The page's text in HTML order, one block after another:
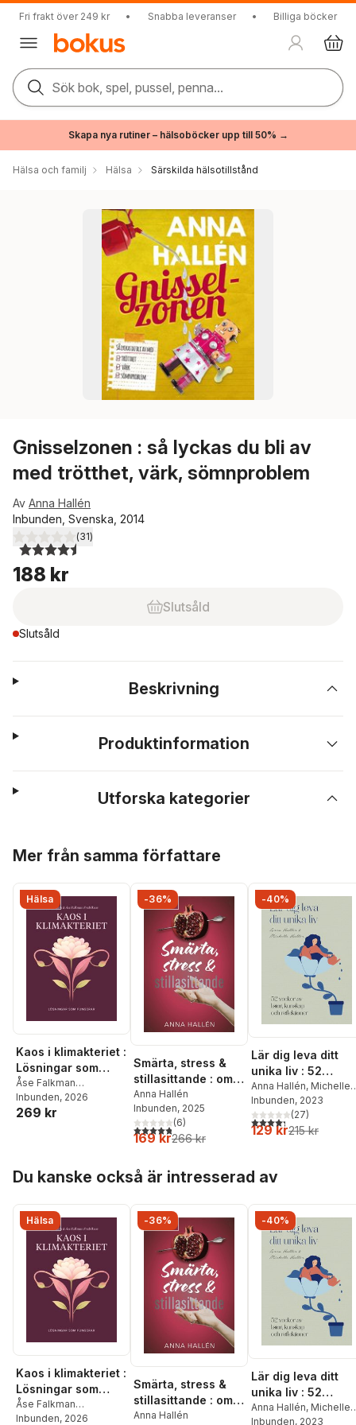
Fri frakt över 249 kr • Snabba leveranser • Billiga böcker
Sök bok, spel, pussel, penna...
Skapa nya rutiner – hälsoböcker upp till 50% →
Hälsa och familj Hälsa Särskilda hälsotillstånd
Gnisselzonen : så lyckas du bli av
med trötthet, värk, sömnproblem
Av Anna Hallén
Inbunden, Svenska, 2014
4,5utav 5 stjärnor. Totalt antal röster:
(31)
188 kr
Slutsåld
Slutsåld
Beskrivning
Produktinformation
Utforska kategorier
Mer från samma författare
Hälsa
Kaos i klimakteriet :
Lösningar som
fungerar
Åse Falkman
Fredrikson,Anna Hallén
Inbunden, 2026
269 kr
-36%
Smärta, stress &
stillasittande : om
inflammation och
värk, och hur du
läker kroppen
inifrån
Anna Hallén
Inbunden, 2025
4,8utav 5 stjärnor. Totalt antal röster:
(6)
169 kr266 kr
-40%
Lär dig leva ditt
unika liv : 52
veckor av listor,
kunskap och
reflektioner
Anna Hallén, Michelle
Hallén
Inbunden, 2023
4,3utav 5 stjärnor.
(27)
129 kr215 kr
Du kanske också är intresserad av
Hälsa
Kaos i klimakteriet :
Lösningar som
fungerar
Åse Falkman
Fredrikson,Anna Hallén
Inbunden, 2026
-36%
Smärta, stress &
stillasittande : om
inflammation och
Anna Hallén
-40%
Lär dig leva ditt
unika liv : 52
veckor av listor,
Anna Hallén, Michelle
Hallén
Inbunden, 2023